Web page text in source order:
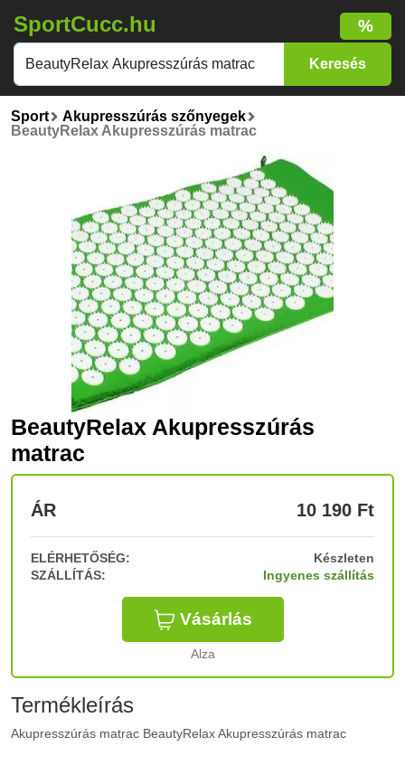
SportCucc.hu %
Sport
Akupresszúrás szőnyegek
BeautyRelax Akupresszúrás matrac
BeautyRelax Akupresszúrás
matrac
ÁR 10 190 Ft
ELÉRHETŐSÉG:
Készleten
SZÁLLÍTÁS:
Ingyenes szállítás
Vásárlás
Alza
Termékleírás
Akupresszúrás matrac BeautyRelax Akupresszúrás matrac